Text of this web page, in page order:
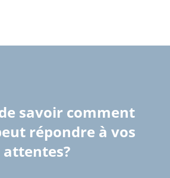
savoir comment
répondre à vos
attentes?